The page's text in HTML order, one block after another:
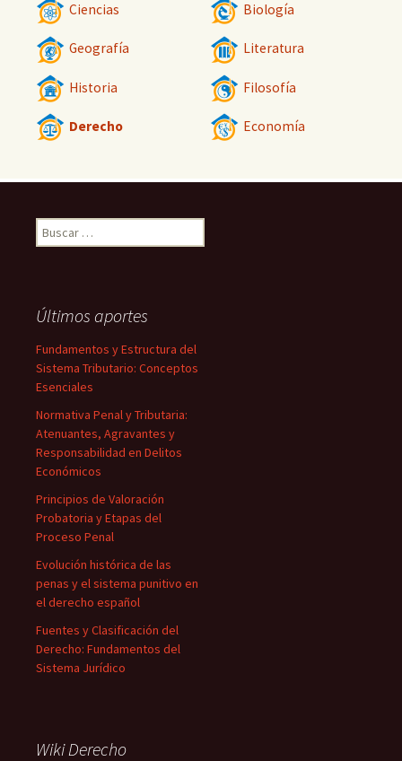
Ciencias Biología
Geografía Literatura
Historia Filosofía
Derecho Economía
Buscar:
Últimos aportes
Fundamentos y Estructura del
Sistema Tributario: Conceptos
Esenciales
Normativa Penal y Tributaria:
Atenuantes, Agravantes y
Responsabilidad en Delitos
Económicos
Principios de Valoración
Probatoria y Etapas del
Proceso Penal
Evolución histórica de las
penas y el sistema punitivo en
el derecho español
Fuentes y Clasificación del
Derecho: Fundamentos del
Sistema Jurídico
Wiki Derecho